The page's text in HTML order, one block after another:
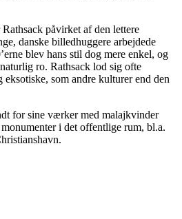
påvirket af den lettere
danske billedhuggere arbejdede
blev hans stil dog mere enkel, og
ro. Rathsack lod sig ofte
eksotiske, som andre kulturer end den
for sine værker med malajkvinder
i det offentlige rum, bl.a.